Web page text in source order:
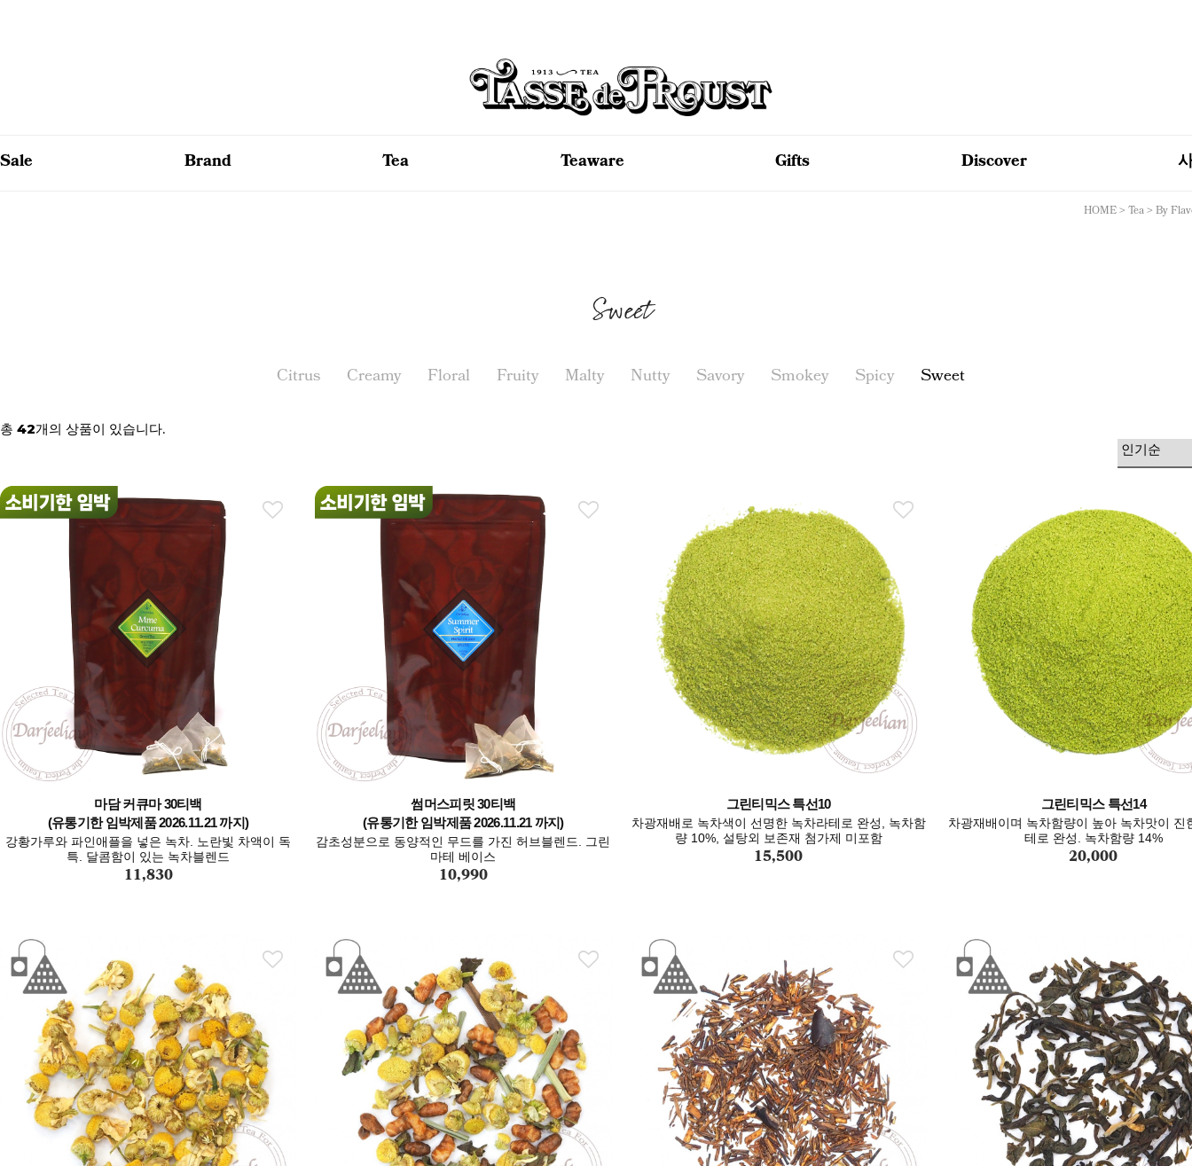
Sale Brand Tea Teaware Gifts Discover
HOME> Tea> By
Sweet
Citrus Creamy Floral Fruity Malty Nutty Savory Smokey Spicy Sweet
총 42개의 상품이 있습니다.
마담 커큐마 30티백
(유통기한 임박제품 2026.11.21 까지)
강황가루와 파인애플을 넣은 녹차. 노란빛 차액이 독
특. 달콤함이 있는 녹차블렌드
11,830
썸머스피릿 30티백
(유통기한 임박제품 2026.11.21 까지)
감초성분으로 동양적인 무드를 가진 허브블렌드. 그린
마테 베이스
10,990
그린티믹스 특선10
차광재배로 녹차색이 선명한 녹차라테로 완성, 녹차함
량 10%, 설탕외 보존재 첨가제 미포함
15,500
그린티믹스 특선14
차광재배이며 녹차함량이 높아 녹차맛이 진
테로 완성. 녹차함량 14%
20,000